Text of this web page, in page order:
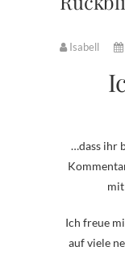
Isabell
…dass ihr
Ich freue
auf viele